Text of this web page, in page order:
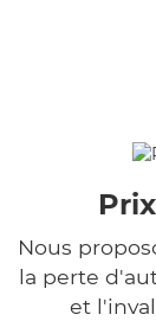
Nous
la perte
et